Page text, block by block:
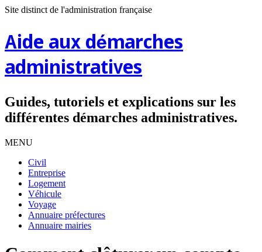
Site distinct de l'administration française
Aide aux démarches
administratives
Guides, tutoriels et explications sur les
différentes démarches administratives.
MENU
Civil
Entreprise
Logement
Véhicule
Voyage
Annuaire préfectures
Annuaire mairies